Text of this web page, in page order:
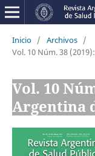
Inicio / Archivos /
Vol. 10 Núm. 38
Vol. 10
Argentina